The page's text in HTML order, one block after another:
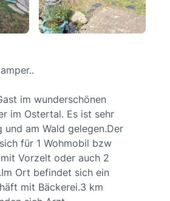
im wunderschönen
im Ostertal. Es ist sehr
und am Wald gelegen.Der
für 1 Wohmobil bzw
Vorzelt oder auch 2
Ort befindet sich ein
mit Bäckerei.3 km